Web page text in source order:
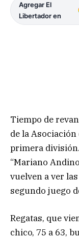
Agregar El
Libertador en
Tiempo de
de la
primera
“Mariano
vuelven a ver
segundo juego
Regatas, que
chico, 75 a 63,